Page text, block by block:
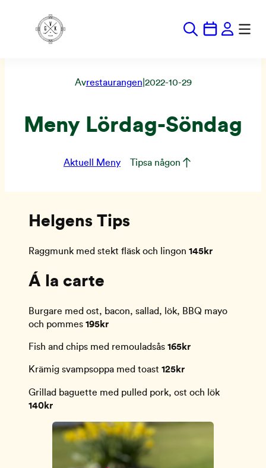
till
Avrestaurangen 2022-10-29
Meny Lördag-Söndag
Aktuell Meny Tipsa någon
Helgens Tips
Raggmunk med stekt fläsk och lingon 145kr
Á la carte
Burgare med ost, bacon, sallad, lök, BBQ mayo
och pommes 195kr
Fish and chips med remouladsås 165kr
Krämig svampsoppa med toast 125kr
Grillad baguette med pulled pork, ost och lök
140kr